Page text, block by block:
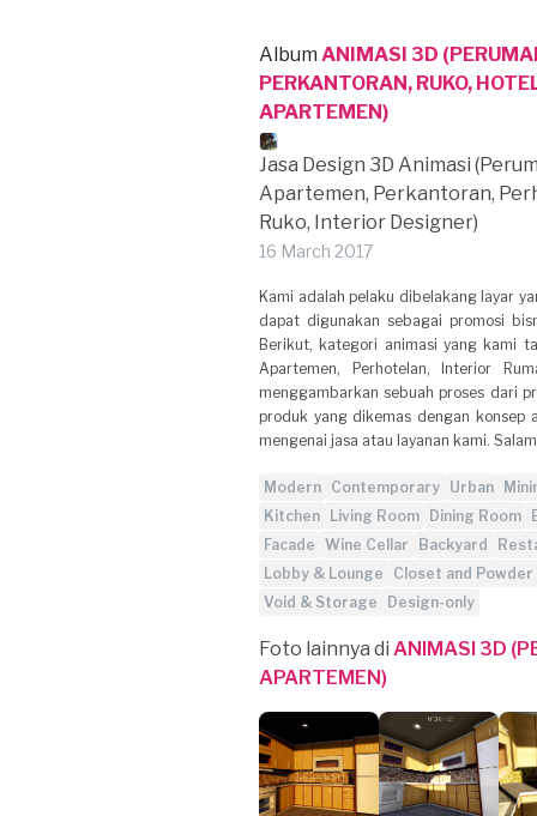
Album ANIMASI 3D
PERKANTORAN, RUKO,
APARTEMEN)
Jasa Design 3D Animasi
Apartemen, Perkantoran,
Ruko, Interior Designer)
16 March 2017
Kami adalah pelaku dibelakang layar
dapat digunakan sebagai promosi
Berikut, kategori animasi yang kami
Apartemen, Perhotelan, Interior
menggambarkan sebuah proses dari
produk yang dikemas dengan
mengenai jasa atau layanan kami.
Modern Contemporary Urban
Kitchen
Living Room Dining Room
Facade Wine Cellar Backyard
Lobby & Lounge
Closet and Powder
Void & Storage
Design-only
Foto lainnya di ANIMASI 3D
APARTEMEN)